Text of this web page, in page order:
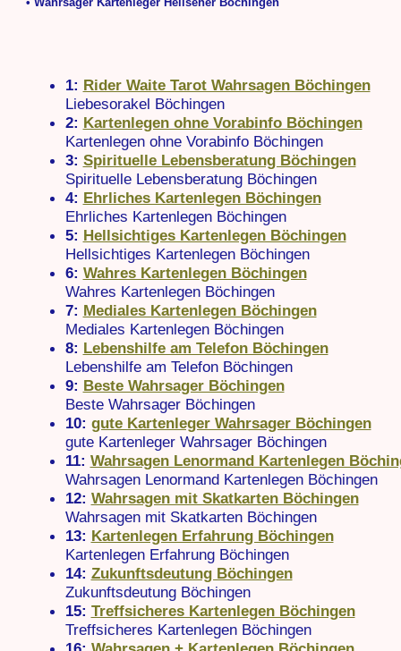
1: Rider Waite Tarot Wahrsagen Böchingen
Liebesorakel Böchingen
2: Kartenlegen ohne Vorabinfo Böchingen
Kartenlegen ohne Vorabinfo Böchingen
3: Spirituelle Lebensberatung Böchingen
Spirituelle Lebensberatung Böchingen
4: Ehrliches Kartenlegen Böchingen
Ehrliches Kartenlegen Böchingen
5: Hellsichtiges Kartenlegen Böchingen
Hellsichtiges Kartenlegen Böchingen
6: Wahres Kartenlegen Böchingen
Wahres Kartenlegen Böchingen
7: Mediales Kartenlegen Böchingen
Mediales Kartenlegen Böchingen
8: Lebenshilfe am Telefon Böchingen
Lebenshilfe am Telefon Böchingen
9: Beste Wahrsager Böchingen
Beste Wahrsager Böchingen
10: gute Kartenleger Wahrsager Böchingen
gute Kartenleger Wahrsager Böchingen
11: Wahrsagen Lenormand Kartenlegen
Wahrsagen Lenormand Kartenlegen Böchingen
12: Wahrsagen mit Skatkarten Böchingen
Wahrsagen mit Skatkarten Böchingen
13: Kartenlegen Erfahrung Böchingen
Kartenlegen Erfahrung Böchingen
14: Zukunftsdeutung Böchingen
Zukunftsdeutung Böchingen
15: Treffsicheres Kartenlegen Böchingen
Treffsicheres Kartenlegen Böchingen